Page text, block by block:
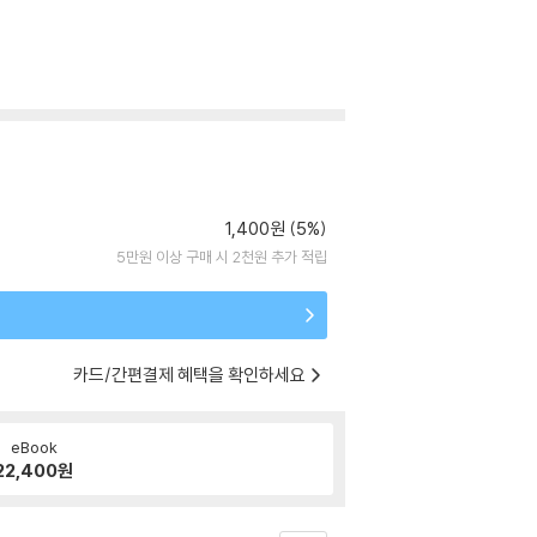
1,400원 (5%)
5만원 이상 구매 시 2천원 추가 적립
카드/간편결제 혜택을 확인하세요
eBook
원